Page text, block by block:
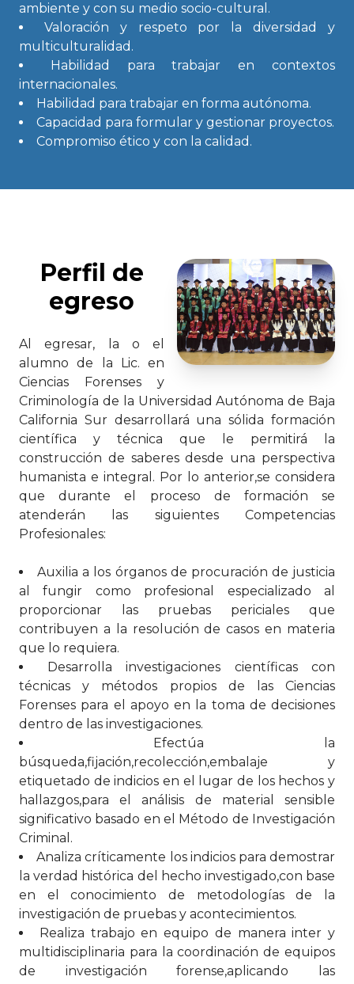
ambiente y con su medio socio-cultural.
Valoración y respeto por la diversidad y
multiculturalidad.
Habilidad para trabajar en contextos
internacionales.
Habilidad para trabajar en forma autónoma.
Capacidad para formular y gestionar proyectos.
Compromiso ético y con la calidad.
Perfil de
egreso
Al egresar, la o el
alumno de la Lic. en
Ciencias Forenses y
Criminología de la Universidad Autónoma de Baja
California Sur desarrollará una sólida formación
científica y técnica que le permitirá la
construcción de saberes desde una perspectiva
humanista e integral. Por lo anterior,se considera
que durante el proceso de formación se
atenderán las siguientes Competencias
Profesionales:
Auxilia a los órganos de procuración de justicia
al fungir como profesional especializado al
proporcionar las pruebas periciales que
contribuyen a la resolución de casos en materia
que lo requiera.
Desarrolla investigaciones científicas con
técnicas y métodos propios de las Ciencias
Forenses para el apoyo en la toma de decisiones
dentro de las investigaciones.
Efectúa la
búsqueda,fijación,recolección,embalaje y
etiquetado de indicios en el lugar de los hechos y
hallazgos,para el análisis de material sensible
significativo basado en el Método de Investigación
Criminal.
Analiza críticamente los indicios para demostrar
la verdad histórica del hecho investigado,con base
en el conocimiento de metodologías de la
investigación de pruebas y acontecimientos.
Realiza trabajo en equipo de manera inter y
multidisciplinaria para la coordinación de equipos
de investigación forense,aplicando las